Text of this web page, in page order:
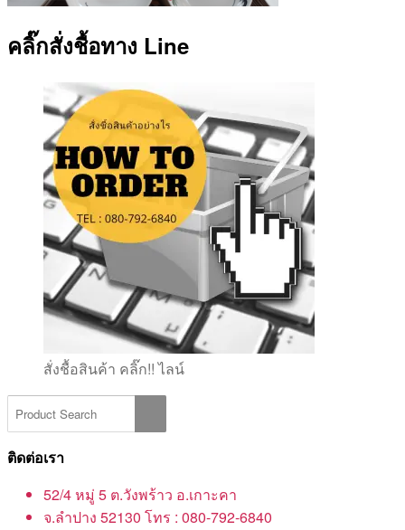
คลิ๊กสั่งชื้อทาง Line
สั่งชื้อสินค้า คลิ๊ก!! ไลน์
ติดต่อเรา
52/4 หมู่ 5 ต.วังพร้าว อ.เกาะคา
จ.ลำปาง 52130 โทร : 080-792-6840